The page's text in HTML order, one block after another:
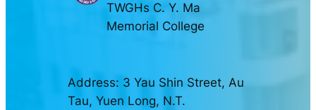
TWGHs C. Y. Ma
Memorial College
Address: 3 Yau Shin Street, Au
Tau, Yuen Long, N.T.